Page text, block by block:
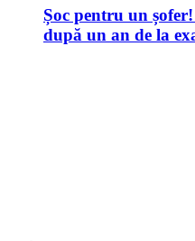
Șoc pentru un
după un an de la